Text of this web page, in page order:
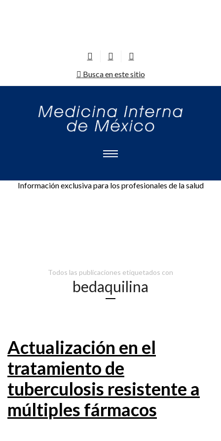
Busca en este sitio
Información exclusiva para los profesionales de la salud
Todos las publicaciones etiquetados con
bedaquilina
Actualización en el
tratamiento de
tuberculosis resistente a
múltiples fármacos